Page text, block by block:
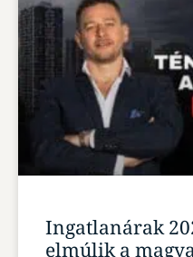
Ingatlanárak
elmúlik a